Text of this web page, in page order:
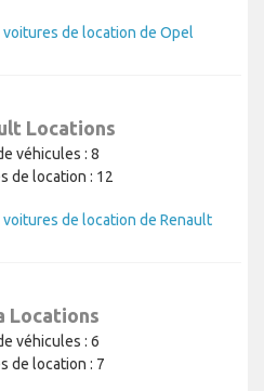
voitures de location de Opel
Locations
véhicules : 8
de location : 12
voitures de location de Renault
Locations
véhicules : 6
de location : 7